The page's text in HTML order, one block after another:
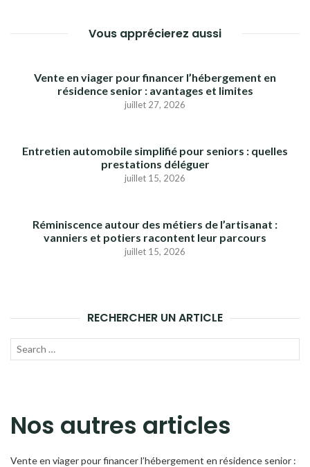
Vous apprécierez aussi
Vente en viager pour financer l’hébergement en
résidence senior : avantages et limites
juillet 27, 2026
Entretien automobile simplifié pour seniors : quelles
prestations déléguer
juillet 15, 2026
Réminiscence autour des métiers de l’artisanat :
vanniers et potiers racontent leur parcours
juillet 15, 2026
RECHERCHER UN ARTICLE
Recherche
Nos autres articles
Vente en viager pour financer l’hébergement en résidence senior :